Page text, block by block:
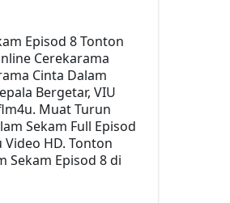
Episod 8 Tonton
Cerekarama
Cinta Dalam
Bergetar, VIU
Muat Turun
Sekam Full Episod
HD. Tonton
Sekam Episod 8 di